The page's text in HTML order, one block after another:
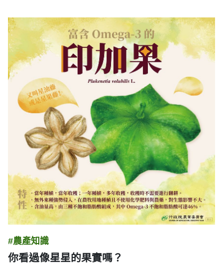
#農產知識
你看過像星星的果實嗎？